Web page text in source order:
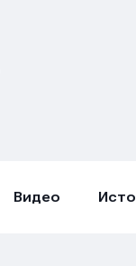
Видео